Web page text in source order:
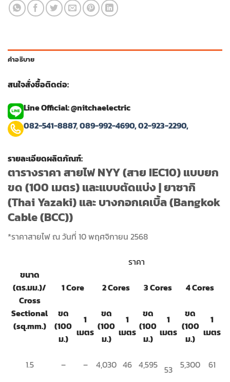
คำอธิบาย
สนใจสั่งซื้อติดต่อ:
Line Official: @nitchaelectric
082-541-8887,089-992-4690,02-923-2290,
รายละเอียดผลิตภัณฑ์:
ตารางราคา สายไฟ NYY (สาย IEC10) แบบยก
ขด (100 เมตร) และแบบตัดแบ่ง | ยาซากิ
(Thai Yazaki) และ บางกอกเคเบิ้ล (Bangkok
Cable (BCC))
*ราคาสายไฟ ณ วันที่ 10 พฤศจิกายน 2568
ขนาด
(ตร.มม.)/
Cross
Sectional
(sq.mm.)
ราคา
1 Core 2 Cores 3 Cores 4 Cores
ขด
(100
ม.)
1
เมตร
ขด
(100
ม.)
1
เมตร
ขด
(100
ม.)
1
เมตร
ขด
(100
ม.)
1
เมตร
1.5 – – 4,030 46 4,595 53 5,300 61